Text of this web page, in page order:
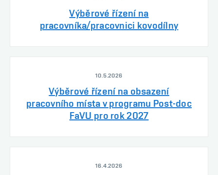
Výběrové řízení na
pracovníka/pracovnici kovodílny
10.5.2026
Výběrové řízení na obsazení
pracovního místa v programu Post-doc
FaVU pro rok 2027
16.4.2026